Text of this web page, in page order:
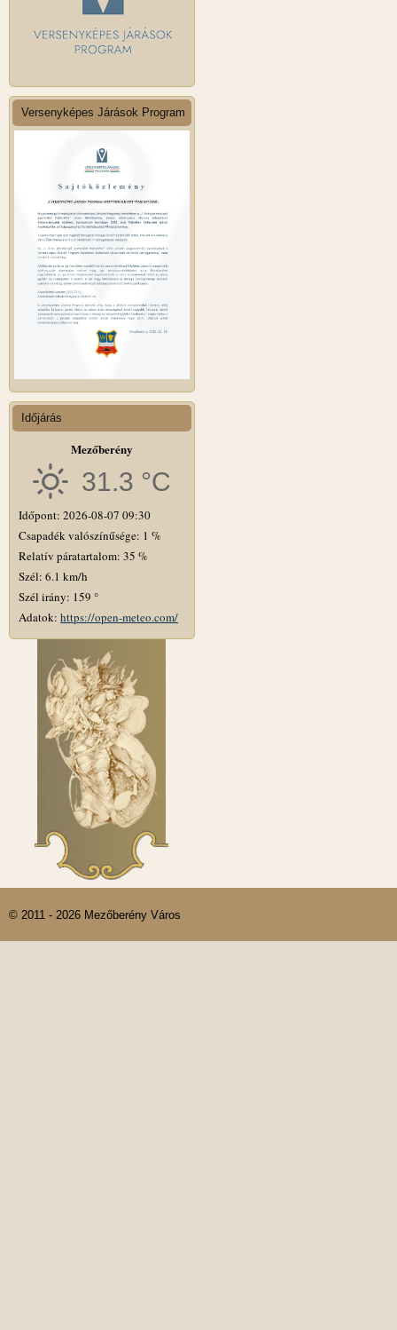
Versenyképes Járások Program
Időjárás
Mezőberény
31.3 °C
Időpont: 2026-08-07 09:30
Csapadék valószínűsége: 1 %
Relatív páratartalom: 35 %
Szél: 6.1 km/h
Szél irány: 159 °
Adatok: https://open-meteo.com/
© 2011 - 2026 Mezőberény Város